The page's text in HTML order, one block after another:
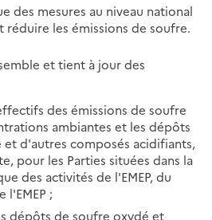
des mesures au niveau national
réduire les émissions de soufre.
et tient à jour des
des émissions de soufre
ambiantes et les dépôts
d'autres composés acidifiants,
pour les Parties situées dans la
des activités de l'EMEP, du
l'EMEP ;
dépôts de soufre oxydé et